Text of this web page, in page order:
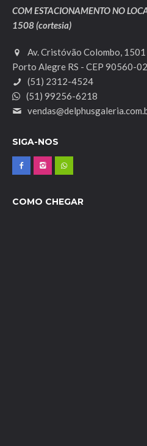
COM ESTACIONAMENTO NO
1508 (cortesia)
Av. Cristóvão Colombo,
Porto Alegre RS - CEP 90560-
(51) 2312-4524
(51) 99256-6218
SIGA-NOS
COMO CHEGAR